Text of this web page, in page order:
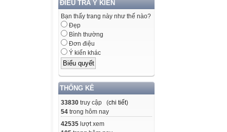
ĐIỀU TRA Ý KIẾN
Bạn thấy trang này như thế nào?
Đẹp
Bình thường
Đơn điệu
Ý kiến khác
THỐNG KÊ
33830 truy cập (chi tiết)
54 trong hôm nay
42535 lượt xem